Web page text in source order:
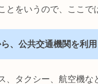
とをいうので、ここで
、公共交通機関を利用
、タクシー、航空機